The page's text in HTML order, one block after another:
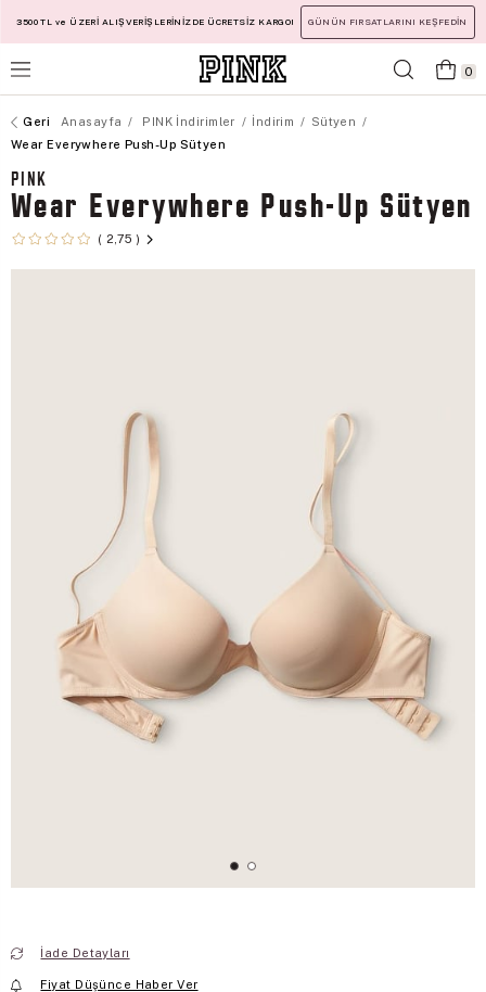
3500 TL ve ÜZERİ ALIŞVERİŞLERİNİZDE ÜCRETSİZ KARGO! GÜNÜN FIRSATLARINI KEŞFEDİN
0
Anasayfa PINK İndirimler İndirim
Sütyen
Wear Everywhere Push-Up Sütyen
PINK
Wear Everywhere Push-Up Sütyen
2,75
İade Detayları
Fiyat Düşünce Haber Ver